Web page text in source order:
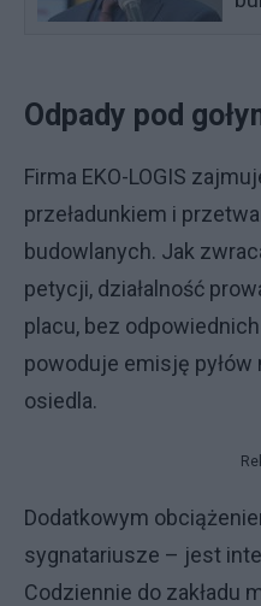
Odpady pod
Firma EKO-LOGIS
przeładunkiem i
budowlanych. Jak
petycji, działalność
placu, bez
powoduje emisję pyłów
osiedla.
Dodatkowym
sygnatariusze – jest
Codziennie do zakładu